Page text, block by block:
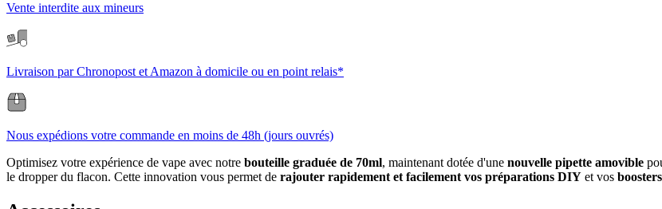
Vente interdite aux mineurs
Livraison par Chronopost et Amazon à domicile ou en point relais*
Nous expédions votre commande en moins de 48h (jours ouvrés)
Optimisez votre expérience de vape avec notre bouteille graduée de 70ml, maintenant dotée d'une nouvelle pipette amovible
le dropper du flacon. Cette innovation vous permet de rajouter rapidement et facilement vos préparations DIY et vos